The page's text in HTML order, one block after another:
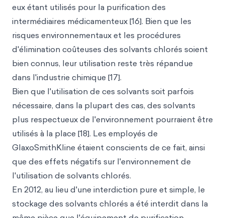
eux étant utilisés pour la purification des
intermédiaires médicamenteux [16]. Bien que les
risques environnementaux et les procédures
d'élimination coûteuses des solvants chlorés soient
bien connus, leur utilisation reste très répandue
dans l'industrie chimique [17].
Bien que l'utilisation de ces solvants soit parfois
nécessaire, dans la plupart des cas, des solvants
plus respectueux de l'environnement pourraient être
utilisés à la place [18]. Les employés de
GlaxoSmithKline étaient conscients de ce fait, ainsi
que des effets négatifs sur l'environnement de
l'utilisation de solvants chlorés.
En 2012, au lieu d'une interdiction pure et simple, le
stockage des solvants chlorés a été interdit dans la